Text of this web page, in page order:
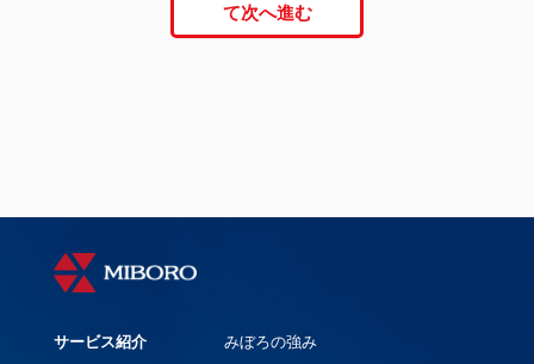
て次へ進む
サービス紹介
みぼろの強み